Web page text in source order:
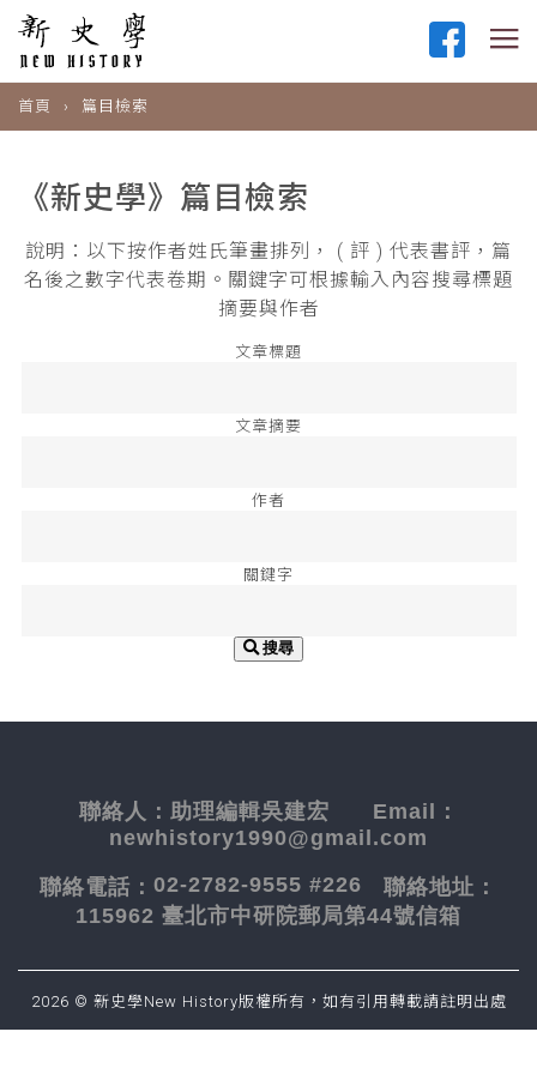
首頁 篇目檢索
《新史學》篇目檢索
說明：以下按作者姓氏筆畫排列， ( 評 ) 代表書評，篇
名後之數字代表卷期。關鍵字可根據輸入內容搜尋標題
摘要與作者
文章標題
文章摘要
作者
關鍵字
搜尋
聯絡人： 助理編輯吳建宏 Email：
newhistory1990@gmail.com
聯絡電話： 02-2782-9555 #226 聯絡地址：
115962 臺北市中研院郵局第44號信箱
2026 © 新史學New History版權所有，如有引用轉載請註明出處